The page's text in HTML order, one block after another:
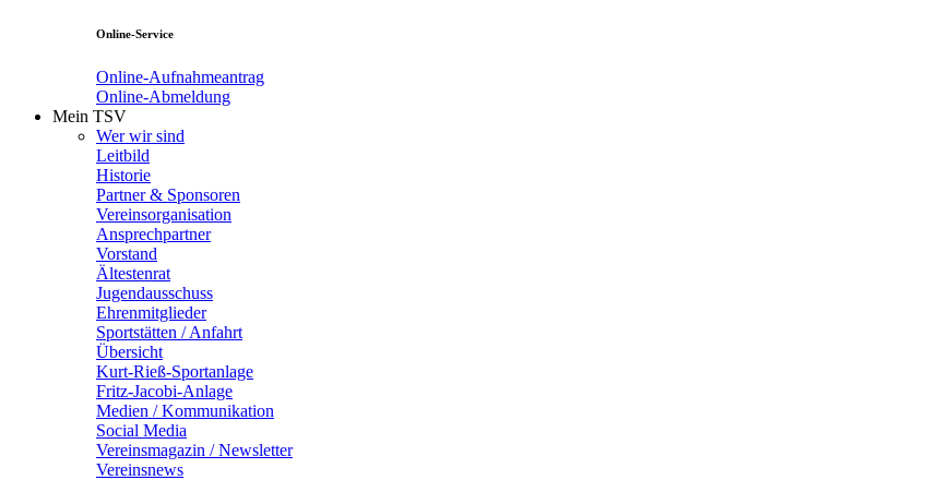
Online-Service
Online-Aufnahmeantrag
Online-Abmeldung
Mein TSV
Wer wir sind
Leitbild
Historie
Partner & Sponsoren
Vereinsorganisation
Ansprechpartner
Vorstand
Ältestenrat
Jugendausschuss
Ehrenmitglieder
Sportstätten / Anfahrt
Übersicht
Kurt-Rieß-Sportanlage
Fritz-Jacobi-Anlage
Medien / Kommunikation
Social Media
Vereinsmagazin / Newsletter
Vereinsnews